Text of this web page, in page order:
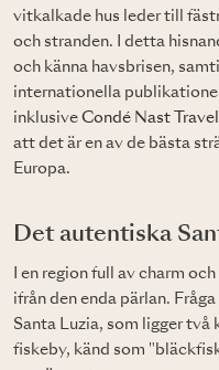
vitkalkade hus leder till
och stranden. I detta
och känna havsbrisen,
internationella
inklusive Condé Nast
att det är en av de bästa
Europa.
Det autentiska
I en region full av charm
ifrån den enda pärlan.
Santa Luzia, som ligger två
fiskeby, känd som